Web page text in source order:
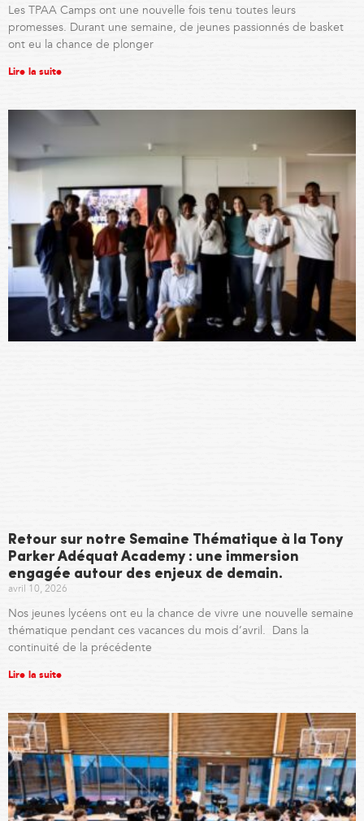
Les TPAA Camps ont une nouvelle fois tenu toutes leurs
promesses. Durant une semaine, de jeunes passionnés de basket
ont eu la chance de plonger
Lire la suite
Retour sur notre Semaine Thématique à la Tony
Parker Adéquat Academy : une immersion
engagée autour des enjeux de demain.
avril 10, 2026
Nos jeunes lycéens ont eu la chance de vivre une nouvelle semaine
thématique pendant ces vacances du mois d’avril. Dans la
continuité de la précédente
Lire la suite